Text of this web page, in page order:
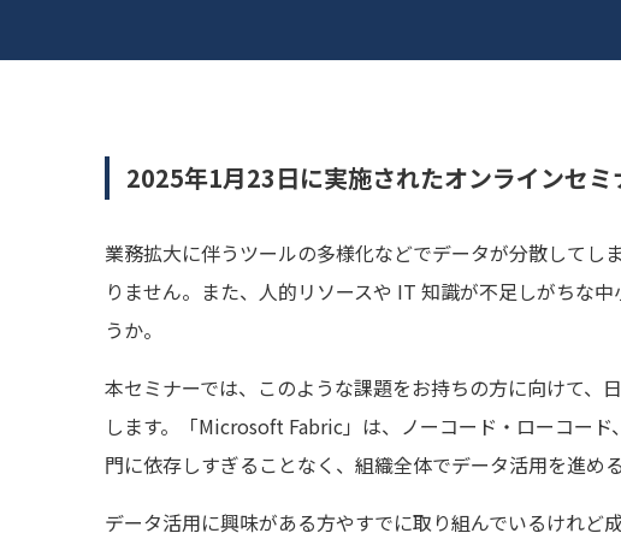
2025年1月23日に実施されたオンラインセミ
業務拡大に伴うツールの多様化などでデータが分散して
りません。また、人的リソースや IT 知識が不足しがちな
うか。
本セミナーでは、このような課題をお持ちの方に向けて
します。「Microsoft Fabric」は、ノーコード・ローコー
門に依存しすぎることなく、組織全体でデータ活用を進め
データ活用に興味がある方やすでに取り組んでいるけれど